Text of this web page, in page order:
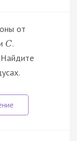
от
C.
Найдите